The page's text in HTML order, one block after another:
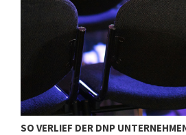
SO VERLIEF DER DNP